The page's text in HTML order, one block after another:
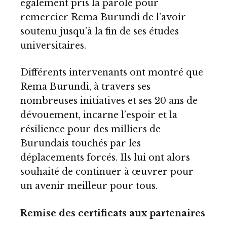
également pris la parole pour
remercier Rema Burundi de l’avoir
soutenu jusqu’à la fin de ses études
universitaires.
Différents intervenants ont montré que
Rema Burundi, à travers ses
nombreuses initiatives et ses 20 ans de
dévouement, incarne l’espoir et la
résilience pour des milliers de
Burundais touchés par les
déplacements forcés. Ils lui ont alors
souhaité de continuer à œuvrer pour
un avenir meilleur pour tous.
Remise des certificats aux partenaires